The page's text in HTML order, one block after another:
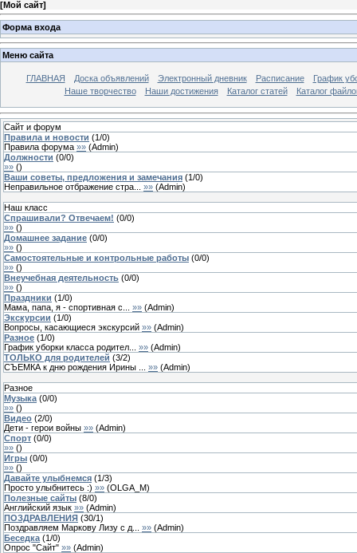
[Мой сайт]
Форма входа
Меню сайта
ГЛАВНАЯ Доска объявлений Электронный дневник Расписание
График
Наше творчество
Наши достижения Каталог статей Каталог
Сайт и форум
Правила и новости (1/0)
Правила форума »» (Admin)
Должности (0/0)
»» ()
Ваши советы, предложения и замечания (1/0)
Неправильное отбражение стра...
»» (Admin)
Наш класс
Спрашивали? Отвечаем! (0/0)
»» ()
Домашнее задание (0/0)
»» ()
Самостоятельные и контрольные работы (0/0)
»» ()
Внеучебная деятельность (0/0)
»» ()
Праздники (1/0)
Мама, папа, я - спортивная с...
»» (Admin)
Экскурсии (1/0)
Вопросы, касающиеся экскурсий »» (Admin)
Разное (1/0)
График уборки класса родител...
»» (Admin)
ТОЛЬКО для родителей (3/2)
СЪЕМКА к дню рождения Ирины ...
»» (Admin)
Разное
Музыка (0/0)
»» ()
Видео (2/0)
Дети - герои войны »» (Admin)
Спорт (0/0)
»» ()
Игры (0/0)
»» ()
Давайте улыбнемся (1/3)
Просто улыбнитесь :) »» (OLGA_M)
Полезные сайты (8/0)
Английский язык »» (Admin)
ПОЗДРАВЛЕНИЯ (30/1)
Поздравляем Маркову Лизу с д...
»» (Admin)
Беседка (1/0)
Опрос "Сайт" »» (Admin)